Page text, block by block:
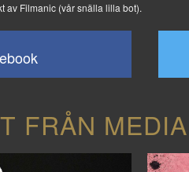
av Filmanic (vår snälla lilla bot).
FRÅN